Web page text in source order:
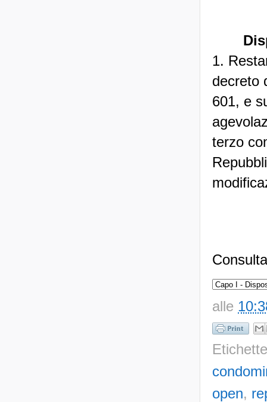
1.
decreto
601, e
terzo
alle
open,